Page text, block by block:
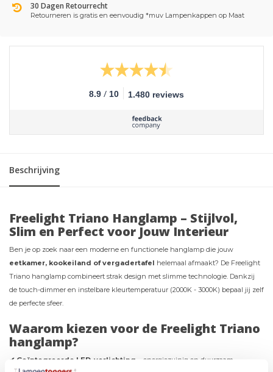
30 Dagen Retourrecht
Retourneren is gratis en eenvoudig *muv Lampenkappen op Maat
8.9 / 10 1.480 reviews
Beschrijving
Freelight Triano Hanglamp – Stijlvol,
Slim en Perfect voor Jouw Interieur
Ben je op zoek naar een moderne en functionele hanglamp die jouw
eetkamer, kookeiland of vergadertafel helemaal afmaakt? De Freelight
Triano hanglamp combineert strak design met slimme technologie. Dankzij
de touch-dimmer en instelbare kleurtemperatuur (2000K - 3000K) bepaal jij zelf
de perfecte sfeer.
Waarom kiezen voor de Freelight Triano
hanglamp?
✔ Geïntegreerde LED-verlichting – energiezuinig en duurzaam